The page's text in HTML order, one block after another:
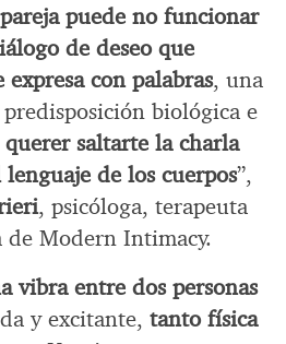
puede no funcionar
de deseo que
expresa con palabras, una
biológica e
querer saltarte la charla
de los cuerpos”,
, psicóloga, terapeuta
Modern Intimacy.
vibra entre dos personas
y excitante, tanto física